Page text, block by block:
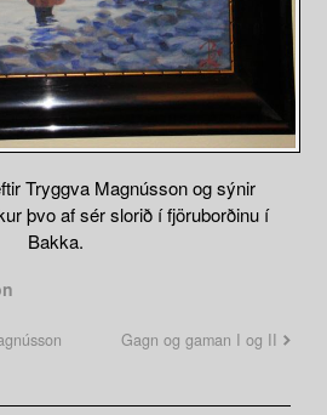
Tryggva Magnússon og sýnir
þvo af sér slorið í fjöruborðinu í
Bakka.
Gagn og gaman I og II